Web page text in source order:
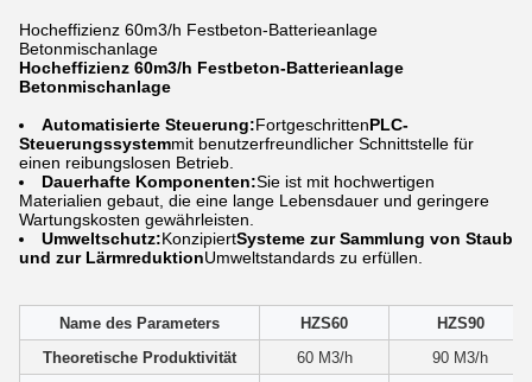
Hocheffizienz 60m3/h Festbeton-Batterieanlage
Betonmischanlage
Hocheffizienz 60m3/h Festbeton-Batterieanlage
Betonmischanlage
Automatisierte Steuerung:FortgeschrittenPLC-
Steuerungssystemmit benutzerfreundlicher Schnittstelle für
einen reibungslosen Betrieb.
Dauerhafte Komponenten:Sie ist mit hochwertigen
Materialien gebaut, die eine lange Lebensdauer und geringere
Wartungskosten gewährleisten.
Umweltschutz:KonzipiertSysteme zur Sammlung von Staub
und zur LärmreduktionUmweltstandards zu erfüllen.
Name des Parameters HZS60
HZS90
Theoretische Produktivität
60 M3/h
90 M3/h